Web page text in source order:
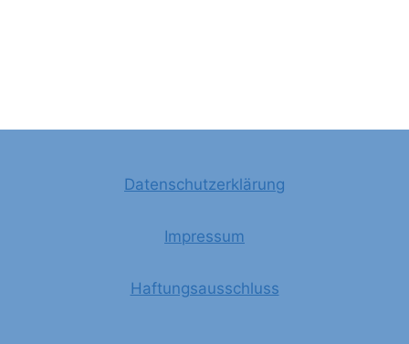
Datenschutzerklärung
Impressum
Haftungsausschluss